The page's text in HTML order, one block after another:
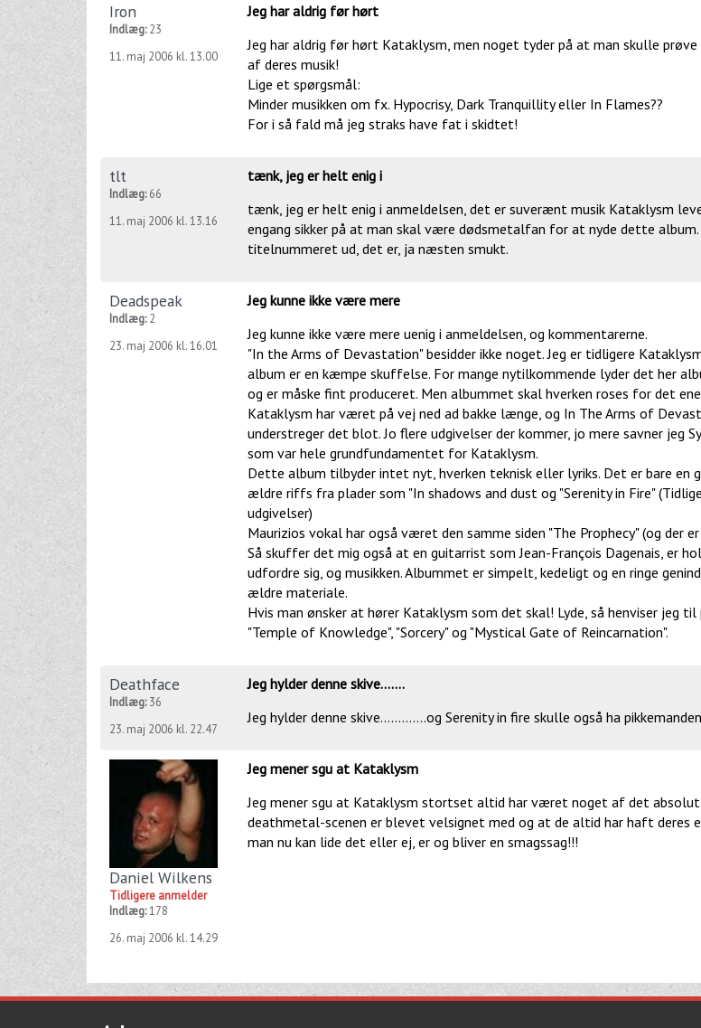
Iron
Indlæg:23
11. maj 2006 kl. 13.00
Jeg har aldrig før hørt
Jeg har aldrig før hørt Kataklysm, men noget tyder på at man skulle
af deres musik!
Lige et spørgsmål:
Minder musikken om fx. Hypocrisy, Dark Tranquillity eller In Flames??
For i så fald må jeg straks have fat i skidtet!
tlt
Indlæg:66
11. maj 2006 kl. 13.16
tænk, jeg er helt enig i
tænk, jeg er helt enig i anmeldelsen, det er suverænt musik Kataklysm
engang sikker på at man skal være dødsmetalfan for at nyde dette album.
titelnummeret ud, det er, ja næsten smukt.
Deadspeak
Indlæg:2
23. maj 2006 kl. 16.01
Jeg kunne ikke være mere
Jeg kunne ikke være mere uenig i anmeldelsen, og kommentarerne.
"In the Arms of Devastation" besidder ikke noget. Jeg er tidligere
album er en kæmpe skuffelse. For mange nytilkommende lyder det her
og er måske fint produceret. Men albummet skal hverken roses for det
Kataklysm har været på vej ned ad bakke længe, og In The Arms of
understreger det blot. Jo flere udgivelser der kommer, jo mere savner jeg
som var hele grundfundamentet for Kataklysm.
Dette album tilbyder intet nyt, hverken teknisk eller lyriks. Det er bare en
ældre riffs fra plader som "In shadows and dust og "Serenity in Fire"
udgivelser)
Maurizios vokal har også været den samme siden "The Prophecy" (og der
Så skuffer det mig også at en guitarrist som Jean-François Dagenais, er
udfordre sig, og musikken. Albummet er simpelt, kedeligt og en ringe
ældre materiale.
Hvis man ønsker at hører Kataklysm som det skal! Lyde, så henviser jeg til
"Temple of Knowledge", "Sorcery" og "Mystical Gate of Reincarnation".
Deathface
Indlæg:36
23. maj 2006 kl. 22.47
Jeg hylder denne skive.......
Jeg hylder denne skive.............og Serenity in fire skulle også ha
Daniel Wilkens
Tidligere anmelder
Indlæg:178
26. maj 2006 kl. 14.29
Jeg mener sgu at Kataklysm
Jeg mener sgu at Kataklysm stortset altid har været noget af det
deathmetal-scenen er blevet velsignet med og at de altid har haft deres
man nu kan lide det eller ej, er og bliver en smagssag!!!